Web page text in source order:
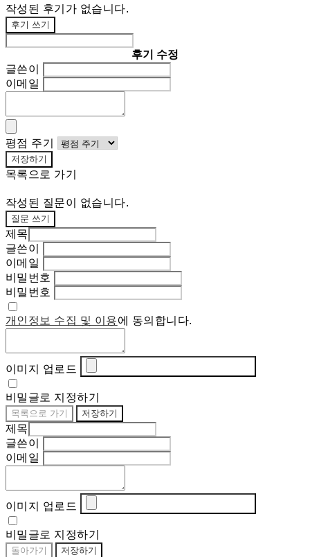
작성된 후기가 없습니다.
후기 쓰기
후기 수정
글쓴이
이메일
평점 주기
저장하기
목록으로 가기
작성된 질문이 없습니다.
질문 쓰기
제목
글쓴이
이메일
비밀번호
비밀번호
개인정보 수집 및 이용에 동의합니다.
이미지 업로드
비밀글로 지정하기
목록으로 가기 저장하기
제목
글쓴이
이메일
이미지 업로드
비밀글로 지정하기
돌아가기 저장하기